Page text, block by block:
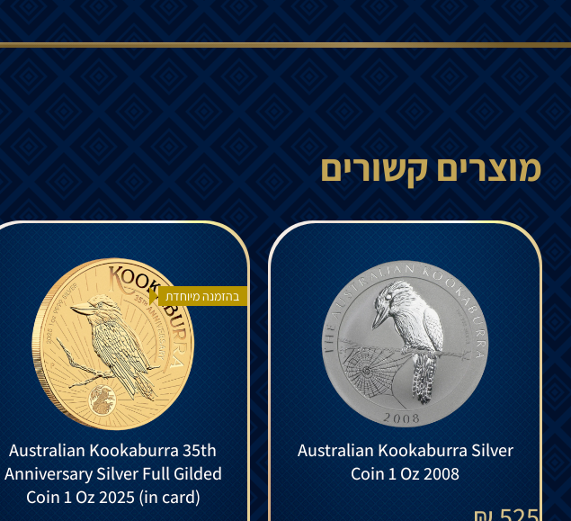
מוצרים קשורים
Australian Kookaburra Silver
Coin 1 Oz 2008
בהזמנה מיוחדת
Australian Kookaburra 35th
Anniversary Silver Full Gilded
Coin 1 Oz 2025 (in card)